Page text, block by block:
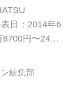
日：2014年6
8700円〜243
編集部